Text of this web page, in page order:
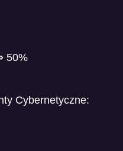
50%
Cybernetyczne: